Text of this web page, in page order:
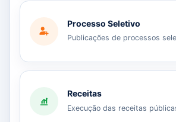
Processo Seletivo
Publicações de processos
Receitas
Execução das receitas